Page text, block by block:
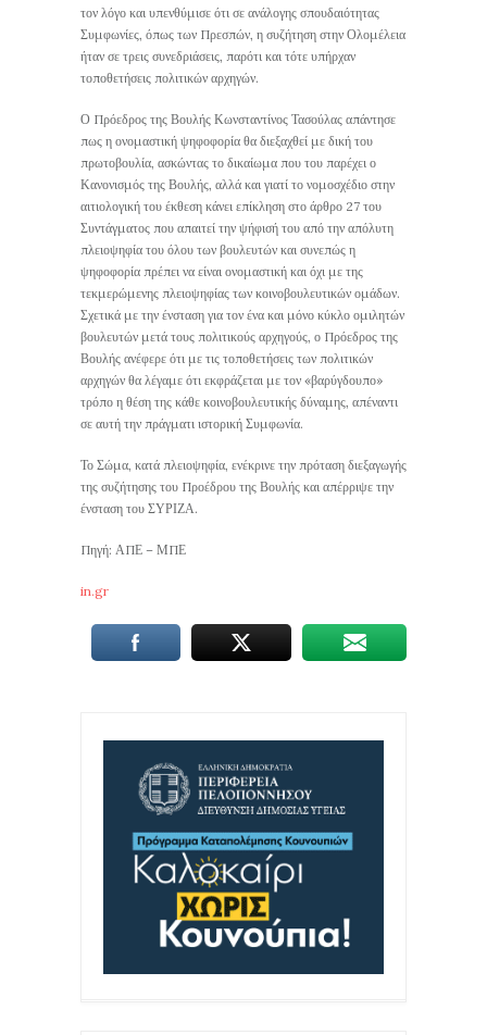
τον λόγο και υπενθύμισε ότι σε ανάλογης σπουδαιότητας
Συμφωνίες, όπως των Πρεσπών, η συζήτηση στην Ολομέλεια
ήταν σε τρεις συνεδριάσεις, παρότι και τότε υπήρχαν
τοποθετήσεις πολιτικών αρχηγών.
Ο Πρόεδρος της Βουλής Κωνσταντίνος Τασούλας απάντησε
πως η ονομαστική ψηφοφορία θα διεξαχθεί με δική του
πρωτοβουλία, ασκώντας το δικαίωμα που του παρέχει ο
Κανονισμός της Βουλής, αλλά και γιατί το νομοσχέδιο στην
αιτιολογική του έκθεση κάνει επίκληση στο άρθρο 27 του
Συντάγματος που απαιτεί την ψήφισή του από την απόλυτη
πλειοψηφία του όλου των βουλευτών και συνεπώς η
ψηφοφορία πρέπει να είναι ονομαστική και όχι με της
τεκμερώμενης πλειοψηφίας των κοινοβουλευτικών ομάδων.
Σχετικά με την ένσταση για τον ένα και μόνο κύκλο ομιλητών
βουλευτών μετά τους πολιτικούς αρχηγούς, ο Πρόεδρος της
Βουλής ανέφερε ότι με τις τοποθετήσεις των πολιτικών
αρχηγών θα λέγαμε ότι εκφράζεται με τον «βαρύγδουπο»
τρόπο η θέση της κάθε κοινοβουλευτικής δύναμης, απέναντι
σε αυτή την πράγματι ιστορική Συμφωνία.
Το Σώμα, κατά πλειοψηφία, ενέκρινε την πρόταση διεξαγωγής
της συζήτησης του Προέδρου της Βουλής και απέρριψε την
ένσταση του ΣΥΡΙΖΑ.
Πηγή: ΑΠΕ – ΜΠΕ
in.gr